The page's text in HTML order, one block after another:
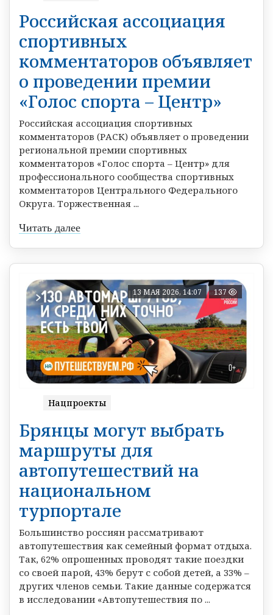
Российская ассоциация
спортивных
комментаторов объявляет
о проведении премии
«Голос спорта – Центр»
Российская ассоциация спортивных
комментаторов (РАСК) объявляет о проведении
региональной премии спортивных
комментаторов «Голос спорта – Центр» для
профессионального сообщества спортивных
комментаторов Центрального Федерального
Округа. Торжественная ...
Читать далее
13 МАЯ 2026, 14:07 137
Нацпроекты
Брянцы могут выбрать
маршруты для
автопутeшeствий на
национальном
турпортале
Большинство россиян рассматривают
автопутешествия как семейный формат отдыха.
Так, 62% опрошенных проводят такие поездки
со своей парой, 43% берут с собой детей, а 33% –
других членов семьи. Такие данные содержатся
в исследовании «Автопутешествия по ...